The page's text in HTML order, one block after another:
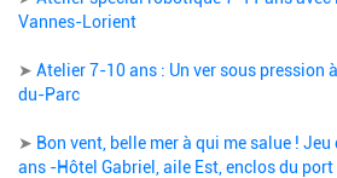
Vannes-Lorient
➤ Atelier 7-10 ans : Un ver sous pression
du-Parc
➤ Bon vent, belle mer à qui me salue !
ans -Hôtel Gabriel, aile Est, enclos du